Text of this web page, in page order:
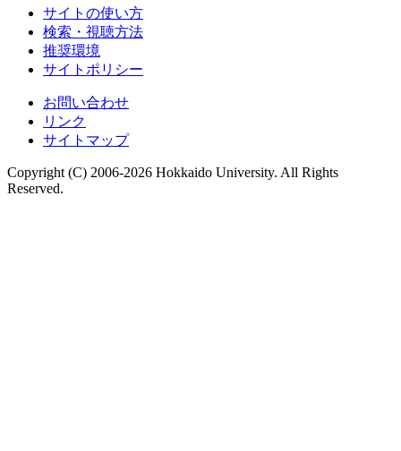
サイトの使い方
検索・視聴方法
推奨環境
サイトポリシー
お問い合わせ
リンク
サイトマップ
Copyright (C) 2006-2026 Hokkaido University. All Rights
Reserved.